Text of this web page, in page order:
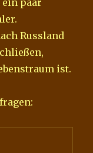
Russland
ist.